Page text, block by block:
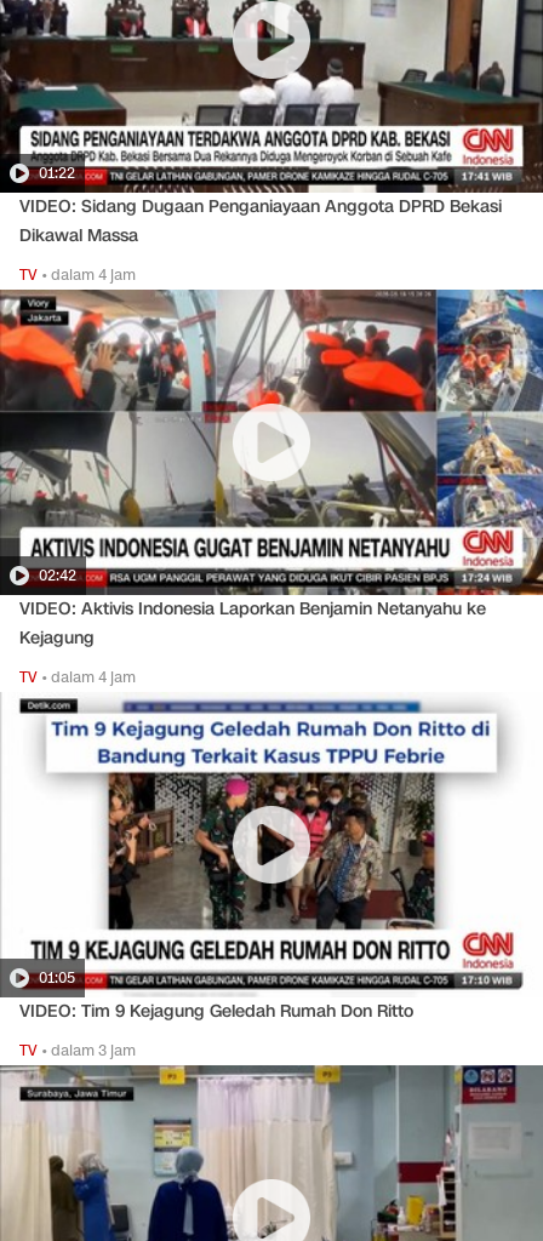
01:22
VIDEO: Sidang Dugaan Penganiayaan Anggota DPRD Bekasi
Dikawal Massa
TV •dalam 4 jam
02:42
VIDEO: Aktivis Indonesia Laporkan Benjamin Netanyahu ke
Kejagung
TV •dalam 4 jam
01:05
VIDEO: Tim 9 Kejagung Geledah Rumah Don Ritto
TV •dalam 3 jam